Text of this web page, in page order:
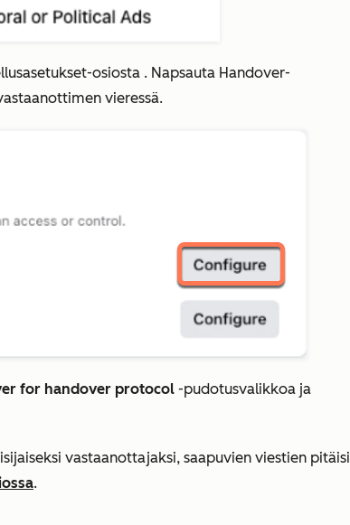
osiosta . Napsauta Handover-
vieressä.
for handover protocol -pudotusvalikkoa ja
vastaanottajaksi, saapuvien viestien pitäisi
.